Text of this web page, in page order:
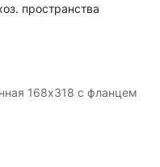
пространства
168х318 с фланцем